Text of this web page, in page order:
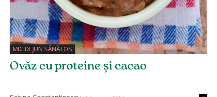
MIC DEJUN SĂNĂTOS
Ovăz cu proteine și cacao